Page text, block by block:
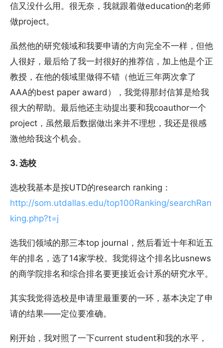
信又没什么用。很无奈，我就跟着做education的老师
做project。
虽然他的研究领域和我要申请的方向完全不一样，但他
人很好，最后给了我一封很好的推荐信，加上他是个正
教授，在他的领域里做得不错（他近三年两次拿了
AAA的best paper award），我觉得那封信算是给我
很大的帮助。最后他还主动提出要和我coauthor一个
project，虽然最后数据做出来并不理想，我还是很感
激他给我这个机会。
3. 选校
选校我基本是按UTD的research ranking：
http://som.utdallas.edu/top100Ranking/searchRan
king.php?t=j
选我们领域的那三本top journal，然后看近十年和近五
年的排名，选了14家学校。我觉得这个排名比usnews
的商学院排名和综合排名要更接近会计系的研究水平。
其实我觉得选校是申请里最重要的一环，基本决定了申
请的结果——定位要准确。
刚开始，我对照了一下current student和我的水平，